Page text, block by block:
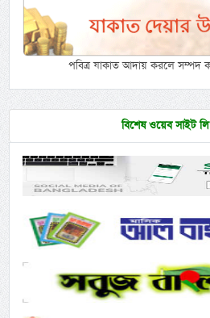
পবিত্র যাকাত আদায় করলে সম্পদ
বিশেষ ওয়েব সাইট